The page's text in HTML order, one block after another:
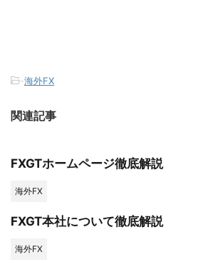
-海外FX
関連記事
FXGTホームページ徹底解説
海外FX
FXGT本社について徹底解説
海外FX